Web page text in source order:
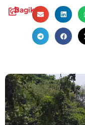
Bagikan: